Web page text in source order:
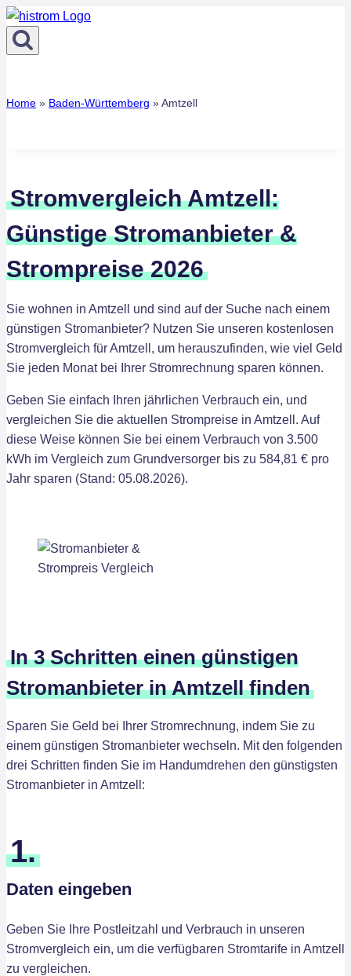
Zum
Inhalt
springen
Home » Baden-Württemberg »Amtzell
Stromvergleich Amtzell:
Günstige Stromanbieter &
Strompreise 2026
Sie wohnen in Amtzell und sind auf der Suche nach einem
günstigen Stromanbieter? Nutzen Sie unseren kostenlosen
Stromvergleich für Amtzell, um herauszufinden, wie viel Geld
Sie jeden Monat bei Ihrer Stromrechnung sparen können.
Geben Sie einfach Ihren jährlichen Verbrauch ein, und
vergleichen Sie die aktuellen Strompreise in Amtzell. Auf
diese Weise können Sie bei einem Verbrauch von 3.500
kWh im Vergleich zum Grundversorger bis zu 584,81 € pro
Jahr sparen (Stand: 05.08.2026).
In 3 Schritten einen günstigen
Stromanbieter in Amtzell finden
Sparen Sie Geld bei Ihrer Stromrechnung, indem Sie zu
einem günstigen Stromanbieter wechseln. Mit den folgenden
drei Schritten finden Sie im Handumdrehen den günstigsten
Stromanbieter in Amtzell:
1.
Daten eingeben
Geben Sie Ihre Postleitzahl und Verbrauch in unseren
Stromvergleich ein, um die verfügbaren Stromtarife in Amtzell
zu vergleichen.